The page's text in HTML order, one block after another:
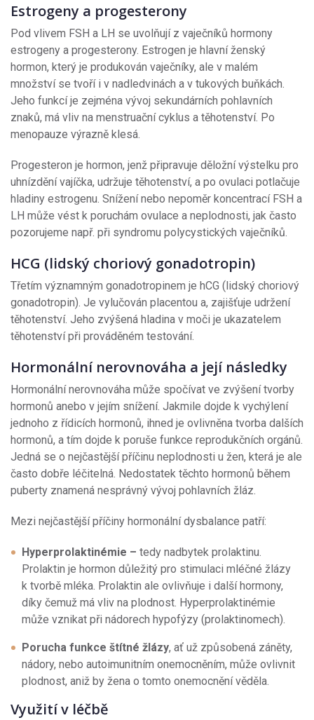
Estrogeny a progesterony
Pod vlivem FSH a LH se uvolňují z vaječníků hormony
estrogeny a progesterony. Estrogen je hlavní ženský
hormon, který je produkován vaječníky, ale v malém
množství se tvoří i v nadledvinách a v tukových buňkách.
Jeho funkcí je zejména vývoj sekundárních pohlavních
znaků, má vliv na menstruační cyklus a těhotenství. Po
menopauze výrazně klesá.
Progesteron je hormon, jenž připravuje děložní výstelku pro
uhnízdění vajíčka, udržuje těhotenství, a po ovulaci potlačuje
hladiny estrogenu. Snížení nebo nepoměr koncentrací FSH a
LH může vést k poruchám ovulace a neplodnosti, jak často
pozorujeme např. při syndromu polycystických vaječníků.
HCG (lidský choriový gonadotropin)
Třetím významným gonadotropinem je hCG (lidský choriový
gonadotropin). Je vylučován placentou a, zajišťuje udržení
těhotenství. Jeho zvýšená hladina v moči je ukazatelem
těhotenství při prováděném testování.
Hormonální nerovnováha a její následky
Hormonální nerovnováha může spočívat ve zvýšení tvorby
hormonů anebo v jejím snížení. Jakmile dojde k vychýlení
jednoho z řídicích hormonů, ihned je ovlivněna tvorba dalších
hormonů, a tím dojde k poruše funkce reprodukčních orgánů.
Jedná se o nejčastější příčinu neplodnosti u žen, která je ale
často dobře léčitelná. Nedostatek těchto hormonů během
puberty znamená nesprávný vývoj pohlavních žláz.
Mezi nejčastější příčiny hormonální dysbalance patří:
Hyperprolaktinémie – tedy nadbytek prolaktinu.
Prolaktin je hormon důležitý pro stimulaci mléčné žlázy
k tvorbě mléka. Prolaktin ale ovlivňuje i další hormony,
díky čemuž má vliv na plodnost. Hyperprolaktinémie
může vznikat při nádorech hypofýzy (prolaktinomech).
Porucha funkce štítné žlázy, ať už způsobená záněty,
nádory, nebo autoimunitním onemocněním, může ovlivnit
plodnost, aniž by žena o tomto onemocnění věděla.
Využití v léčbě